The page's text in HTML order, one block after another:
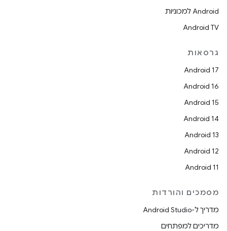
Android למכוניות
Android TV
גרסאות
Android 17
Android 16
Android 15
Android 14
Android 13
Android 12
Android 11
מסמכים והורדות
מדריך ל-Android Studio
מדריכים למפתחים